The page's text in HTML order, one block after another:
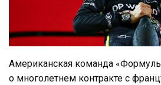
Американская команда
о многолетнем контракте с